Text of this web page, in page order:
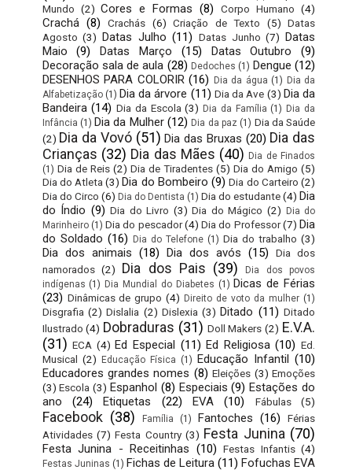
Mundo (2) Cores e Formas (8) Corpo Humano (4)
Crachá (8) Crachás (6) Criação de Texto (5) Datas
Agosto (3) Datas Julho (11) Datas Junho (7) Datas
Maio
(9) Datas Março (15) Datas Outubro
(9)
Decoração sala de aula (28) Dedoches (1) Dengue (12)
DESENHOS PARA COLORIR (16) Dia da água (1) Dia da
Alfabetização (1) Dia da árvore (11) Dia da Ave (3) Dia da
Bandeira (14) Dia da Escola (3) Dia da Família (1) Dia da
Infância (1) Dia da Mulher (12) Dia da paz (1) Dia da Saúde
(2) Dia da Vovó (51) Dia das Bruxas (20) Dia das
Crianças (32) Dia das Mães (40) Dia de Finados
(1) Dia de Reis (2) Dia de Tiradentes (5) Dia do Amigo (5)
Dia do Atleta (3) Dia do Bombeiro (9) Dia do Carteiro (2)
Dia do Circo (6) Dia do Dentista (1) Dia do estudante(4) Dia
do Índio (9) Dia do Livro (3) Dia do Mágico (2) Dia do
Marinheiro (1) Dia do pescador (4) Dia do Professor (7) Dia
do Soldado (16) Dia do Telefone (1) Dia do trabalho (3)
Dia dos animais (18) Dia dos avós (15)
Dia dos
namorados (2) Dia dos Pais (39)
Dia dos povos
indígenas (1) Dia Mundial do Diabetes (1) Dicas de Férias
(23) Dinâmicas de grupo (4) Direito de voto da mulher (1)
Disgrafia (2) Dislalia (2) Dislexia (3) Ditado (11) Ditado
Ilustrado (4) Dobraduras (31) Doll Makers (2) E.V.A.
(31) ECA (4) Ed Especial (11) Ed Religiosa (10) Ed.
Musical (2) Educação Física (1) Educação Infantil (10)
Educadores grandes nomes (8) Eleições (3) Emoções
(3) Escola (3) Espanhol (8) Especiais (9) Estações do
ano
(24) Etiquetas (22) EVA (10) Fábulas (5)
Facebook (38) Família (1) Fantoches (16)
Férias
Atividades (7) Festa Country (3) Festa Junina (70)
Festa Junina - Receitinhas (10) Festas Infantis (4)
Festas Juninas (1) Fichas de Leitura (11) Fofuchas EVA